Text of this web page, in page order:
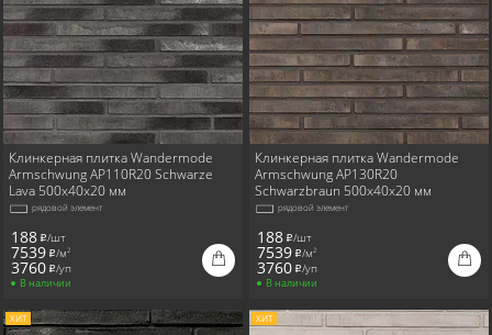
Клинкерная плитка Wandermode
Armschwung AP110R20 Schwarze
Lava 500x40x20 мм
рядовой элемент
188 i/шт
7539 i/м2
3760 i/уп
В наличии
Клинкерная плитка Wandermode
Armschwung AP130R20
Schwarzbraun 500x40x20 мм
рядовой элемент
188 i/шт
7539 i/м2
3760 i/уп
В наличии
ХИТ ХИТ